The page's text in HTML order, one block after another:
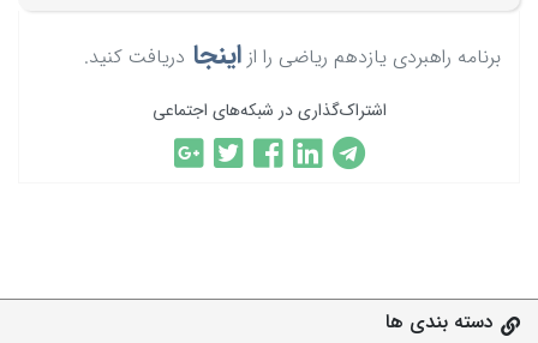
برنامه راهبردی یازدهم ریاضی را از اینجا دریافت کنید.
اشتراک‌گذاری در شبکه‌های اجتماعی
دسته بندی ها